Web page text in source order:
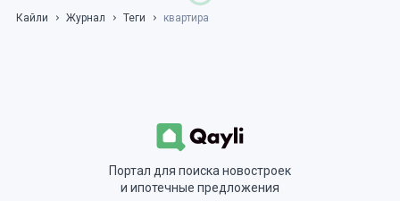
Кайли Журнал Теги квартира
Портал для поиска новостроек
и ипотечные предложения